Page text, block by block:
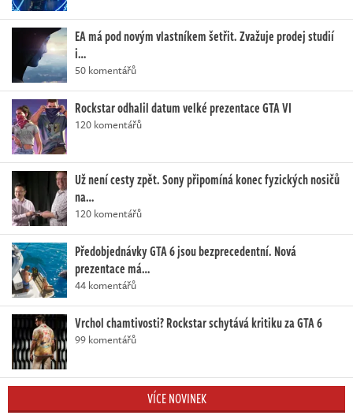
EA má pod novým vlastníkem šetřit. Zvažuje prodej studií
i…
50 komentářů
Rockstar odhalil datum velké prezentace GTA VI
120 komentářů
Už není cesty zpět. Sony připomíná konec fyzických nosičů
na…
120 komentářů
Předobjednávky GTA 6 jsou bezprecedentní. Nová
prezentace má…
44 komentářů
Vrchol chamtivosti? Rockstar schytává kritiku za GTA 6
99 komentářů
VÍCE NOVINEK